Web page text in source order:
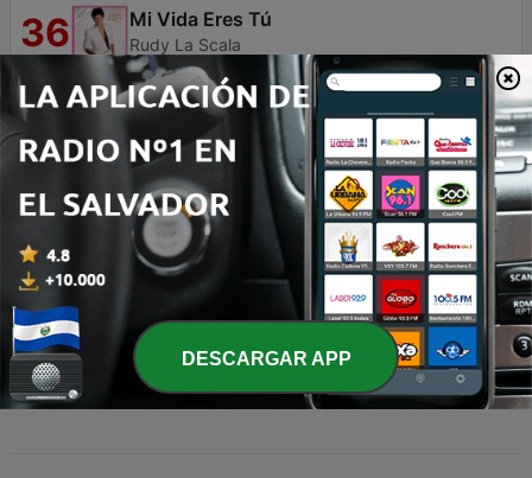
36 Mi Vida Eres Tú
Rudy La Scala
37 17 Años
Los Ángeles Azules
38 La Chica del Este
Grupo Bryndis
39 Me olvidé de vivir (! Forgot to Live) [Live]
40 Invéntame
Los Bukis & Marco Antonio Solís
DESCARGAR APP